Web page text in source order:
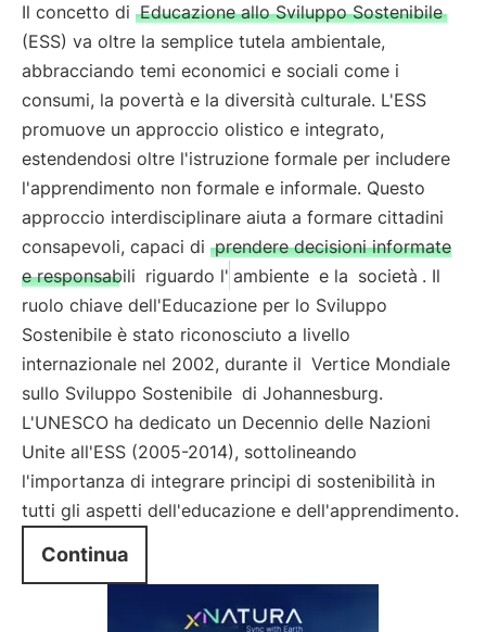
Il concetto di Educazione allo Sviluppo Sostenibile
(ESS) va oltre la semplice tutela ambientale,
abbracciando temi economici e sociali come i
consumi, la povertà e la diversità culturale. L'ESS
promuove un approccio olistico e integrato,
estendendosi oltre l'istruzione formale per includere
l'apprendimento non formale e informale. Questo
approccio interdisciplinare aiuta a formare cittadini
consapevoli, capaci di prendere decisioni informate
e responsabili riguardo l' ambiente e la società . Il
ruolo chiave dell'Educazione per lo Sviluppo
Sostenibile è stato riconosciuto a livello
internazionale nel 2002, durante il Vertice Mondiale
sullo Sviluppo Sostenibile di Johannesburg.
L'UNESCO ha dedicato un Decennio delle Nazioni
Unite all'ESS (2005-2014), sottolineando
l'importanza di integrare principi di sostenibilità in
tutti gli aspetti dell'educazione e dell'apprendimento.
Continua